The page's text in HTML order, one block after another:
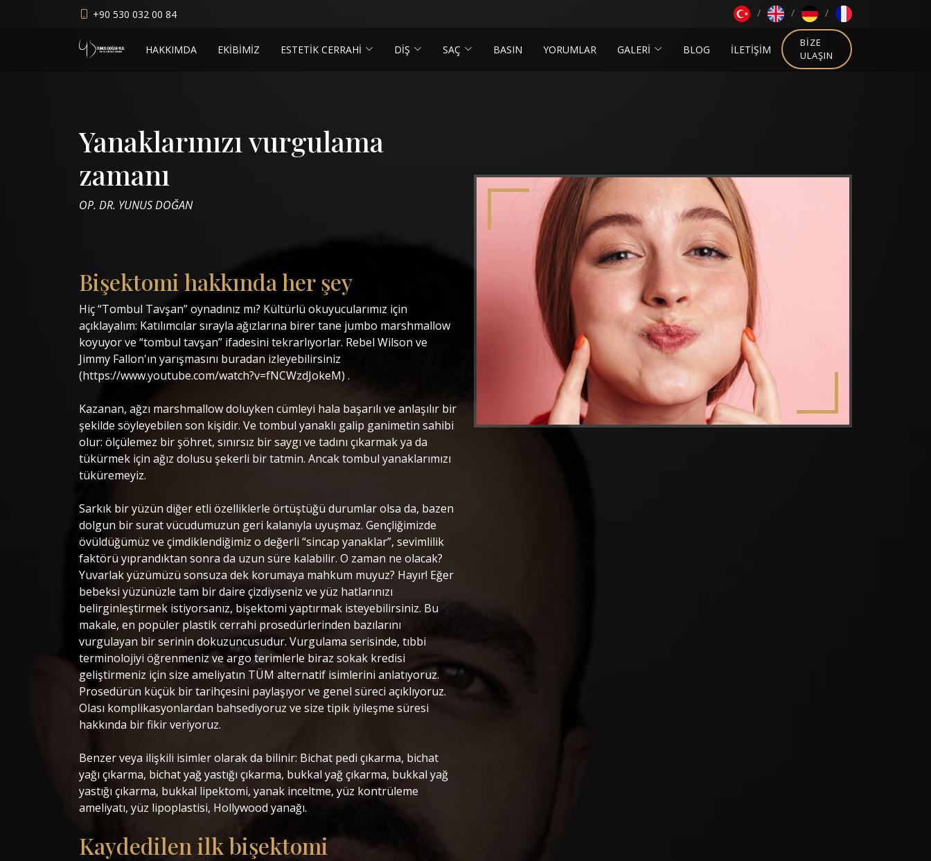
+90 530 032 00 84
HAKKIMDA EKİBİMİZ ESTETİK CERRAHİ DİŞ SAÇ BASIN YORUMLAR GALERİ BLOG İLETİŞİM
BIZE
ULAŞIN
Yanaklarınızı vurgulama
zamanı
OP. DR. YUNUS DOĞAN
Bişektomi hakkında her şey
Hiç “Tombul Tavşan” oynadınız mı? Kültürlü okuyucularımız için
açıklayalım: Katılımcılar sırayla ağızlarına birer tane jumbo marshmallow
koyuyor ve “tombul tavşan” ifadesini tekrarlıyorlar. Rebel Wilson ve
Jimmy Fallon'ın yarışmasını buradan izleyebilirsiniz
(https://www.youtube.com/watch?v=fNCWzdJokeM) .
Kazanan, ağzı marshmallow doluyken cümleyi hala başarılı ve anlaşılır bir
şekilde söyleyebilen son kişidir. Ve tombul yanaklı galip ganimetin sahibi
olur: ölçülemez bir şöhret, sınırsız bir saygı ve tadını çıkarmak ya da
tükürmek için ağız dolusu şekerli bir tatmin. Ancak tombul yanaklarımızı
tüküremeyiz.
Sarkık bir yüzün diğer etli özelliklerle örtüştüğü durumlar olsa da, bazen
dolgun bir surat vücudumuzun geri kalanıyla uyuşmaz. Gençliğimizde
övüldüğümüz ve çimdiklendiğimiz o değerli “sincap yanaklar”, sevimlilik
faktörü yıprandıktan sonra da uzun süre kalabilir. O zaman ne olacak?
Yuvarlak yüzümüzü sonsuza dek korumaya mahkum muyuz? Hayır! Eğer
bebeksi yüzünüzle tam bir daire çizdiyseniz ve yüz hatlarınızı
belirginleştirmek istiyorsanız, bişektomi yaptırmak isteyebilirsiniz. Bu
makale, en popüler plastik cerrahi prosedürlerinden bazılarını
vurgulayan bir serinin dokuzuncusudur. Vurgulama serisinde, tıbbi
terminolojiyi öğrenmeniz ve argo terimlerle biraz sokak kredisi
geliştirmeniz için size ameliyatın TÜM alternatif isimlerini anlatıyoruz.
Prosedürün küçük bir tarihçesini paylaşıyor ve genel süreci açıklıyoruz.
Olası komplikasyonlardan bahsediyoruz ve size tipik iyileşme süresi
hakkında bir fikir veriyoruz.
Benzer veya ilişkili isimler olarak da bilinir: Bichat pedi çıkarma, bichat
yağı çıkarma, bichat yağ yastığı çıkarma, bukkal yağ çıkarma, bukkal yağ
yastığı çıkarma, bukkal lipektomi, yanak inceltme, yüz kontrüleme
ameliyatı, yüz lipoplastisi, Hollywood yanağı.
Kaydedilen ilk bişektomi